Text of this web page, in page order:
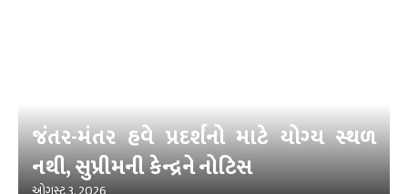
જંતર-મંતર હવે પ્રદર્શનો માટે યોગ્ય સ્થળ
નથી, સુપ્રીમની કેન્દ્રને નોટિસ